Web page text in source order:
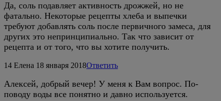
Да, соль подавляет активность дрожжей, но не
фатально. Некоторые рецепты хлеба и выпечки
требуют добавлять соль после первичного замеса, для
других это непринципиально. Так что зависит от
рецепта и от того, что вы хотите получить.
14 Елена 18 января 2018Ответить
Алексей, добрый вечер! У меня к Вам вопрос. По-
поводу воды все понятно и давно используется.